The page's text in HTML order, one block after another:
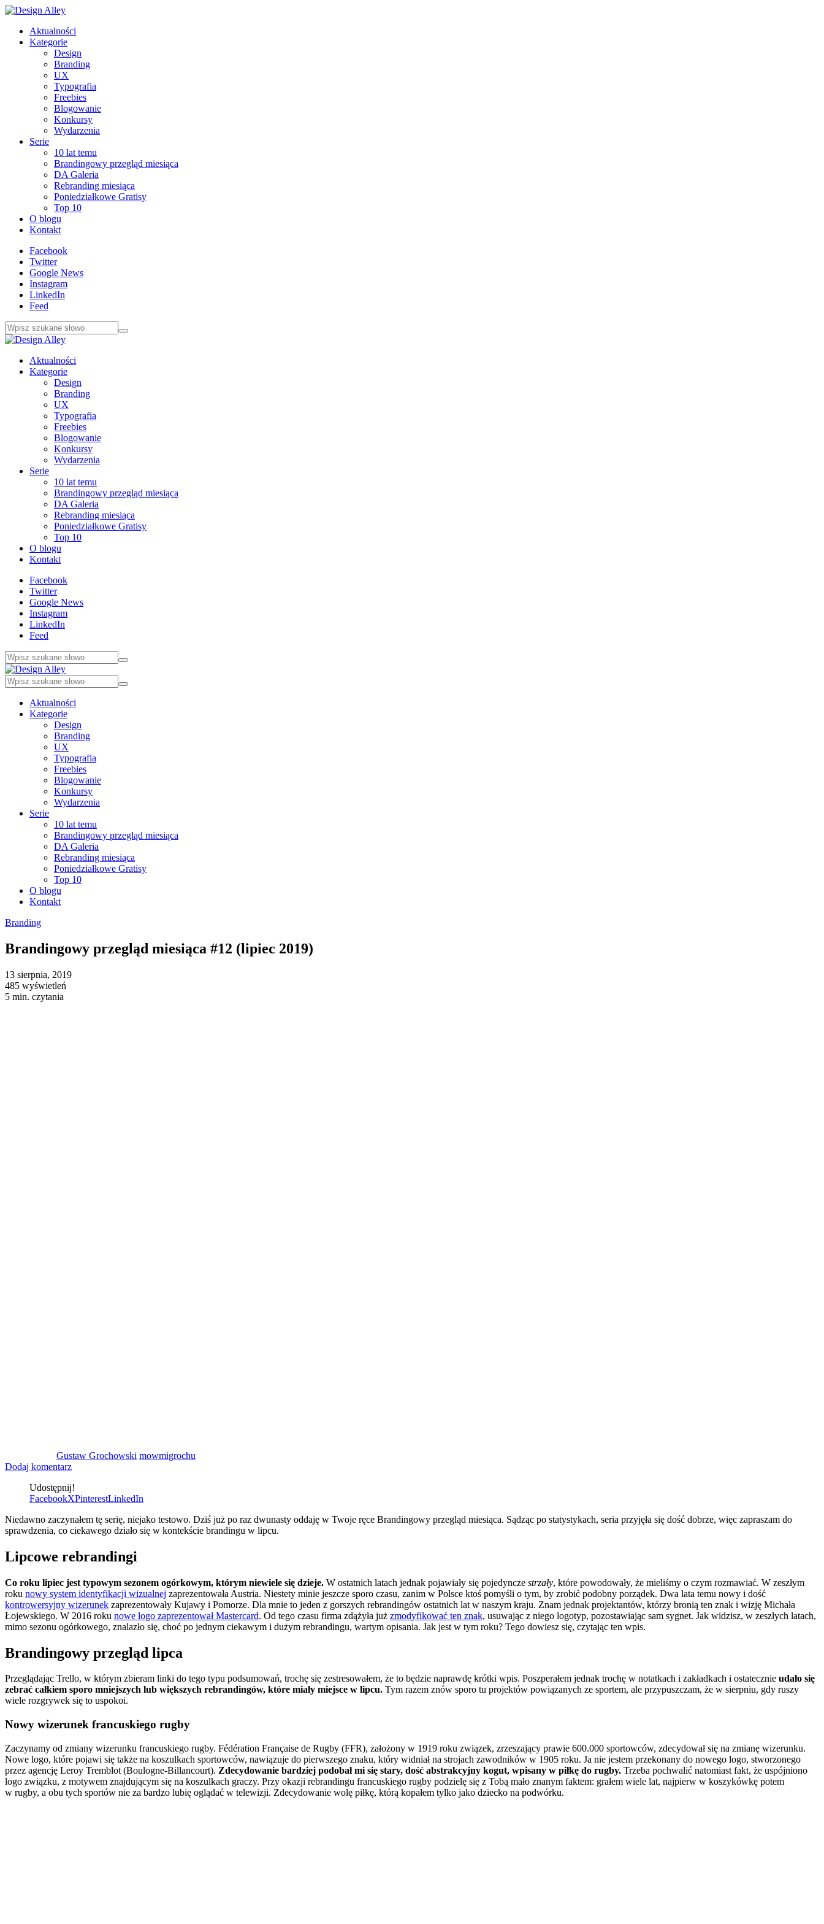
Aktualności
Kategorie
Design
Branding
UX
Typografia
Freebies
Blogowanie
Konkursy
Wydarzenia
Serie
10 lat temu
Brandingowy przegląd miesiąca
DA Galeria
Rebranding miesiąca
Poniedziałkowe Gratisy
Top 10
O blogu
Kontakt
Facebook
Twitter
Google News
Instagram
LinkedIn
Feed
Aktualności
Kategorie
Design
Branding
UX
Typografia
Freebies
Blogowanie
Konkursy
Wydarzenia
Serie
10 lat temu
Brandingowy przegląd miesiąca
DA Galeria
Rebranding miesiąca
Poniedziałkowe Gratisy
Top 10
O blogu
Kontakt
Facebook
Twitter
Google News
Instagram
LinkedIn
Feed
Aktualności
Kategorie
Design
Branding
UX
Typografia
Freebies
Blogowanie
Konkursy
Wydarzenia
Serie
10 lat temu
Brandingowy przegląd miesiąca
DA Galeria
Rebranding miesiąca
Poniedziałkowe Gratisy
Top 10
O blogu
Kontakt
Branding
Brandingowy przegląd miesiąca #12 (lipiec 2019)
13 sierpnia, 2019
485 wyświetleń
5 min. czytania
Gustaw Grochowski mowmigrochu
Dodaj komentarz
Udostępnij!
FacebookXPinterestLinkedIn
Niedawno zaczynałem tę serię, niejako testowo. Dziś już po raz dwunasty oddaję w Twoje ręce Brandingowy przegląd miesiąca. Sądząc po statystykach, seria przyjęła się dość dobrze, więc zapraszam do
sprawdzenia, co ciekawego działo się w kontekście brandingu w lipcu.
Lipcowe rebrandingi
Co roku lipiec jest typowym sezonem ogórkowym, którym niewiele się dzieje. W ostatnich latach jednak pojawiały się pojedyncze strzały, które powodowały, że mieliśmy o czym rozmawiać. W zeszłym
roku nowy system identyfikacji wizualnej zaprezentowała Austria. Niestety minie jeszcze sporo czasu, zanim w Polsce ktoś pomyśli o tym, by zrobić podobny porządek. Dwa lata temu nowy i dość
kontrowersyjny wizerunek zaprezentowały Kujawy i Pomorze. Dla mnie to jeden z gorszych rebrandingów ostatnich lat w naszym kraju. Znam jednak projektantów, którzy bronią ten znak i wizję Michała
Łojewskiego. W 2016 roku nowe logo zaprezentował Mastercard. Od tego czasu firma zdążyła już zmodyfikować ten znak, usuwając z niego logotyp, pozostawiając sam sygnet. Jak widzisz, w zeszłych latach,
mimo sezonu ogórkowego, znalazło się, choć po jednym ciekawym i dużym rebrandingu, wartym opisania. Jak jest w tym roku? Tego dowiesz się, czytając ten wpis.
Brandingowy przegląd lipca
Przeglądając Trello, w którym zbieram linki do tego typu podsumowań, trochę się zestresowałem, że to będzie naprawdę krótki wpis. Poszperałem jednak trochę w notatkach i zakładkach i ostatecznie udało się
zebrać całkiem sporo mniejszych lub większych rebrandingów, które miały miejsce w lipcu. Tym razem znów sporo tu projektów powiązanych ze sportem, ale przypuszczam, że w sierpniu, gdy ruszy
wiele rozgrywek się to uspokoi.
Nowy wizerunek francuskiego rugby
Zaczynamy od zmiany wizerunku francuskiego rugby. Fédération Française de Rugby (FFR), założony w 1919 roku związek, zrzeszający prawie 600.000 sportowców, zdecydował się na zmianę wizerunku.
Nowe logo, które pojawi się także na koszulkach sportowców, nawiązuje do pierwszego znaku, który widniał na strojach zawodników w 1905 roku. Ja nie jestem przekonany do nowego logo, stworzonego
przez agencję Leroy Tremblot (Boulogne-Billancourt). Zdecydowanie bardziej podobał mi się stary, dość abstrakcyjny kogut, wpisany w piłkę do rugby. Trzeba pochwalić natomiast fakt, że uspójniono
logo związku, z motywem znajdującym się na koszulkach graczy. Przy okazji rebrandingu francuskiego rugby podzielę się z Tobą mało znanym faktem: grałem wiele lat, najpierw w koszykówkę potem
w rugby, a obu tych sportów nie za bardzo lubię oglądać w telewizji. Zdecydowanie wolę piłkę, którą kopałem tylko jako dziecko na podwórku.